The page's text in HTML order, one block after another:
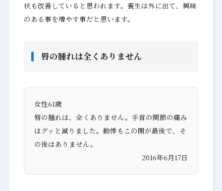
状も改善していると思われます。養生は外に出て、興味
のある事を増やす事だと思います。
唇の腫れは全くありません
女性61歳
唇の腫れは、全くありません。手首の関節の痛み
はグッと減りました。動悸もこの間が最後で、そ
の後はありません。
2016年6月17日